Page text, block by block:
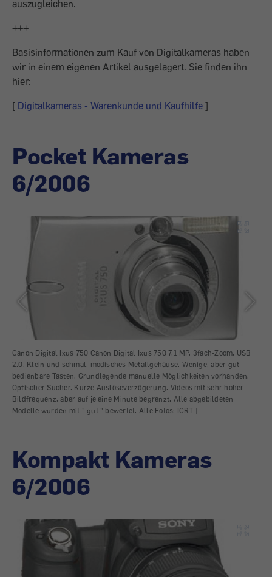
auszugleichen.
+++
Basisinformationen zum Kauf von Digitalkameras haben
wir in einem eigenen Artikel ausgelagert. Sie finden ihn
hier:
[ Digitalkameras - Warenkunde und Kaufhilfe ]
Pocket Kameras
6/2006
Canon Digital Ixus 750 Canon Digital Ixus 750 7,1 MP, 3fach-Zoom, USB
2.0. Klein und schmal, modisches Metallgehäuse. Wenige, aber gut
bedienbare Tasten. Grundlegende manuelle Möglichkeiten vorhanden.
Optischer Sucher. Kurze Auslöseverzögerung. Videos mit sehr hoher
Bildfrequenz, aber auf je eine Minute begrenzt. Alle abgebildeten
Modelle wurden mit " gut " bewertet. Alle Fotos: ICRT |
Kompakt Kameras
6/2006